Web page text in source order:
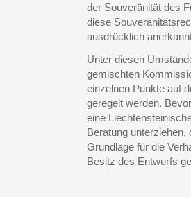
der Souveränität des
diese
ausdrücklich
Unter diesen
gemischten
einzelnen Punkte auf
geregelt werden.
eine
Beratung
Grundlage für die
Besitz des Entwurfs